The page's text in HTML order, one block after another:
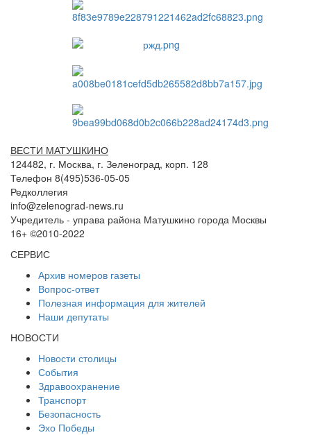
ВЕСТИ МАТУШКИНО
124482, г. Москва, г. Зеленоград, корп. 128
Телефон 8(495)536-05-05
Редколлегия
info@zelenograd-news.ru
Учредитель - управа района Матушкино города Москвы
16+ ©2010-2022
СЕРВИС
Архив номеров газеты
Вопрос-ответ
Полезная информация для жителей
Наши депутаты
НОВОСТИ
Новости столицы
События
Здравоохранение
Транспорт
Безопасность
Эхо Победы